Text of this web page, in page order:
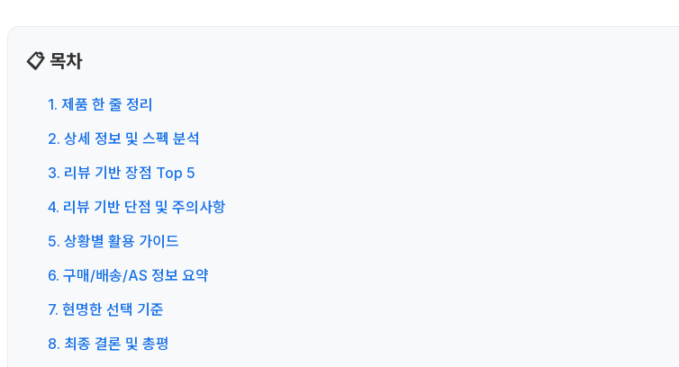
📋 목차
1. 제품 한 줄 정리
2. 상세 정보 및 스펙 분석
3. 리뷰 기반 장점 Top 5
4. 리뷰 기반 단점 및 주의사항
5. 상황별 활용 가이드
6. 구매/배송/AS 정보 요약
7. 현명한 선택 기준
8. 최종 결론 및 총평